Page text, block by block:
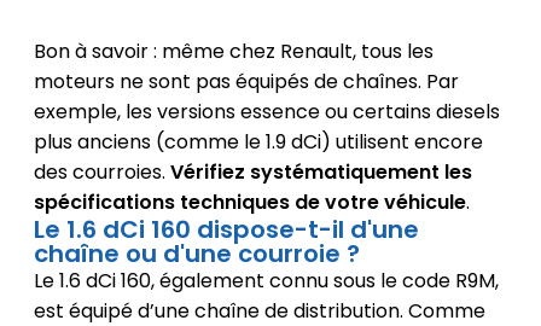
Bon à savoir : même chez Renault, tous les
moteurs ne sont pas équipés de chaînes. Par
exemple, les versions essence ou certains diesels
plus anciens (comme le 1.9 dCi) utilisent encore
des courroies. Vérifiez systématiquement les
spécifications techniques de votre véhicule.
Le 1.6 dCi 160 dispose-t-il d'une
chaîne ou d'une courroie ?
Le 1.6 dCi 160, également connu sous le code R9M,
est équipé d’une chaîne de distribution. Comme